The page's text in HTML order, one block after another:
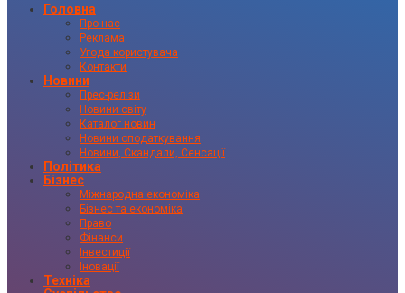
Головна
Про нас
Реклама
Угода користувача
Контакти
Новини
Прес-релізи
Новини світу
Каталог новин
Новини оподаткування
Новини, Скандали, Сенсації
Політика
Бізнес
Міжнародна економіка
Бізнес та економіка
Право
Фінанси
Інвестиції
Іновації
Техніка